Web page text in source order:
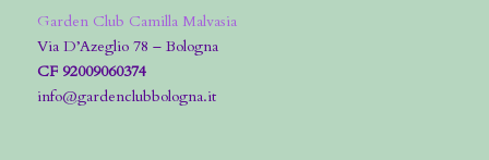
Garden Club Camilla Malvasia
Via D’Azeglio 78 – Bologna
CF 92009060374
info@gardenclubbologna.it